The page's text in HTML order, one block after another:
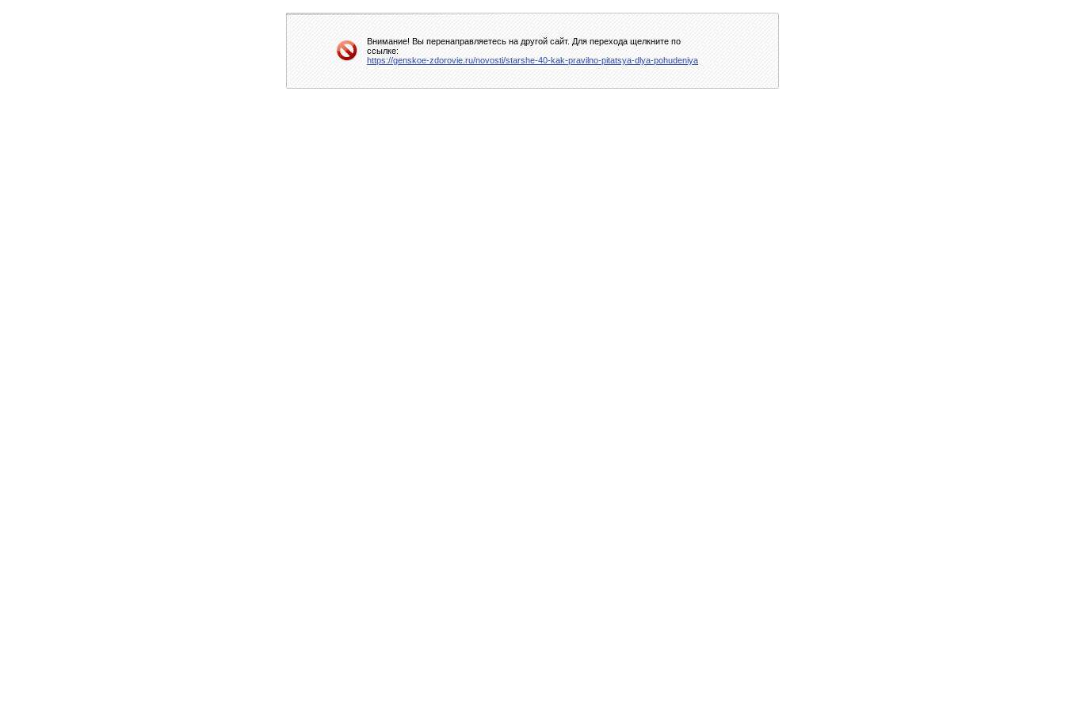
Внимание! Вы перенаправляетесь на другой сайт. Для перехода щелкните по
ссылке:
https://genskoe-zdorovie.ru/novosti/starshe-40-kak-pravilno-pitatsya-dlya-pohudeniya